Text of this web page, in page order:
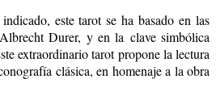
este tarot se ha basado en las
Durer, y en la clave simbólica
extraordinario tarot propone la lectura
clásica, en homenaje a la obra